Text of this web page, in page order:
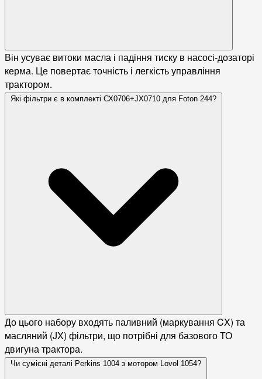
Він усуває витоки масла і падіння тиску в насосі-дозаторі
керма. Це повертає точність і легкість управління
трактором.
Які фільтри є в комплекті СХ0706+JX0710 для Foton 244?
До цього набору входять паливний (маркування CX) та
масляний (JX) фільтри, що потрібні для базового ТО
двигуна трактора.
Чи сумісні деталі Perkins 1004 з мотором Lovol 1054?